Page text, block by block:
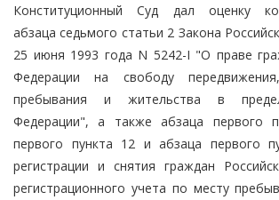
Конституционный Суд дал оценку
абзаца седьмого статьи 2 Закона
25 июня 1993 года N 5242-I "О праве
Федерации на свободу
пребывания и жительства в
Федерации", а также абзаца первого
первого пункта 12 и абзаца первого
регистрации и снятия граждан
регистрационного учета по месту